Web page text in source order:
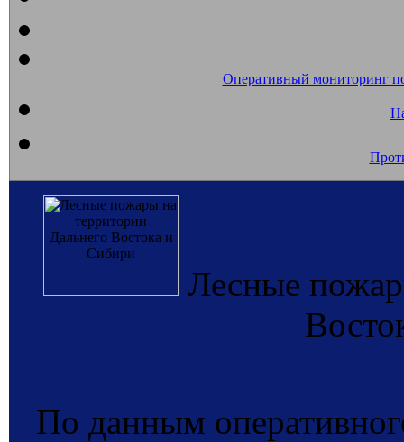
Оперативный мониторинг
Лесные
По данным